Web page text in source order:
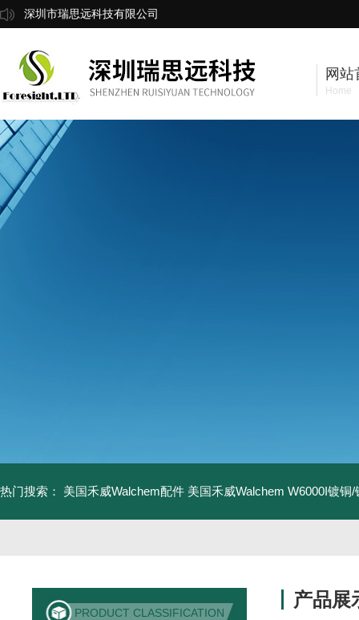
深圳市瑞思远科技有限公司
网站
Home
热门搜索： 美国禾威Walchem配件 美国禾威Walchem W6000I镀铜
PRODUCT CLASSIFICATION
产品展